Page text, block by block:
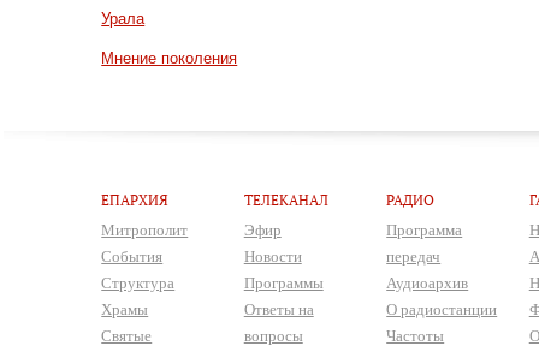
Урала
Мнение поколения
ЕПАРХИЯ
Митрополит
События
Структура
Храмы
Святые
ТЕЛЕКАНАЛ
Эфир
Новости
Программы
Ответы на
вопросы
РАДИО
Программа
передач
Аудиоархив
О радиостанции
Частоты